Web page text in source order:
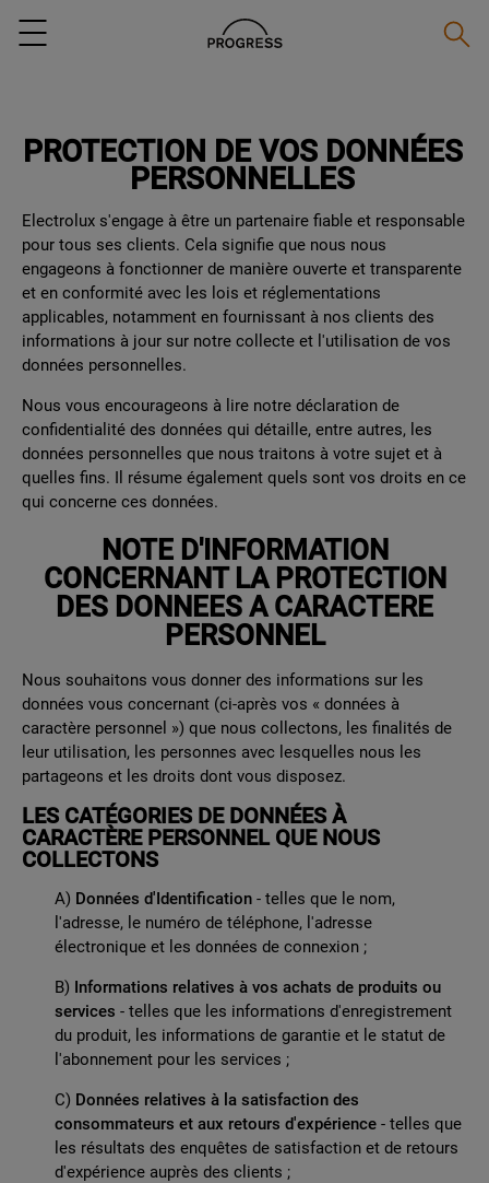
Menu
PROTECTION DE VOS DONNÉES
PERSONNELLES
Electrolux s'engage à être un partenaire fiable et responsable
pour tous ses clients. Cela signifie que nous nous
engageons à fonctionner de manière ouverte et transparente
et en conformité avec les lois et réglementations
applicables, notamment en fournissant à nos clients des
informations à jour sur notre collecte et l'utilisation de vos
données personnelles.
Nous vous encourageons à lire notre déclaration de
confidentialité des données qui détaille, entre autres, les
données personnelles que nous traitons à votre sujet et à
quelles fins. Il résume également quels sont vos droits en ce
qui concerne ces données.
NOTE D'INFORMATION
CONCERNANT LA PROTECTION
DES DONNEES A CARACTERE
PERSONNEL
Nous souhaitons vous donner des informations sur les
données vous concernant (ci-après vos « données à
caractère personnel ») que nous collectons, les finalités de
leur utilisation, les personnes avec lesquelles nous les
partageons et les droits dont vous disposez.
LES CATÉGORIES DE DONNÉES À
CARACTÈRE PERSONNEL QUE NOUS
COLLECTONS
A) Données d'Identification - telles que le nom,
l'adresse, le numéro de téléphone, l'adresse
électronique et les données de connexion ;
B) Informations relatives à vos achats de produits ou
services - telles que les informations d'enregistrement
du produit, les informations de garantie et le statut de
l'abonnement pour les services ;
C) Données relatives à la satisfaction des
consommateurs et aux retours d'expérience - telles que
les résultats des enquêtes de satisfaction et de retours
d'expérience auprès des clients ;